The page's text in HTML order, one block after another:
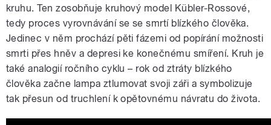
kruhu. Ten zosobňuje kruhový model Kübler-Rossové,
tedy proces vyrovnávání se se smrtí blízkého člověka.
Jedinec v něm prochází pěti fázemi od popírání možnosti
smrti přes hněv a depresi ke konečnému smíření. Kruh je
také analogií ročního cyklu – rok od ztráty blízkého
člověka začne lampa ztlumovat svoji záři a symbolizuje
tak přesun od truchlení k opětovnému návratu do života.